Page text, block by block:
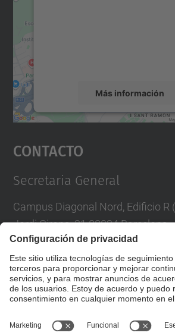
Más información
Aceptar
powered by
Contacto
Secretaria General
Campus Diagonal Nord, Edificio R
Jordi Girona, 31 08034 Barcelona
Correo :
Formulario de contacto